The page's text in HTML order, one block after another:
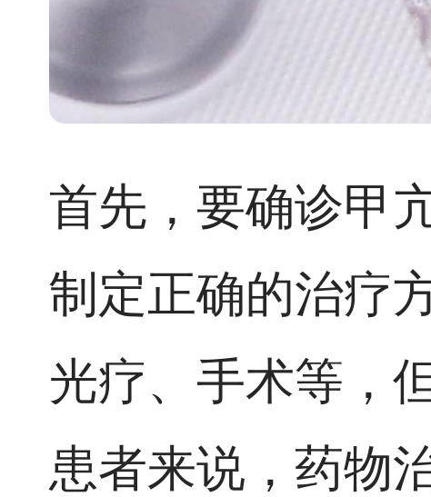
首先，要确诊甲
制定正确的治疗
光疗、手术等，
患者来说，药物